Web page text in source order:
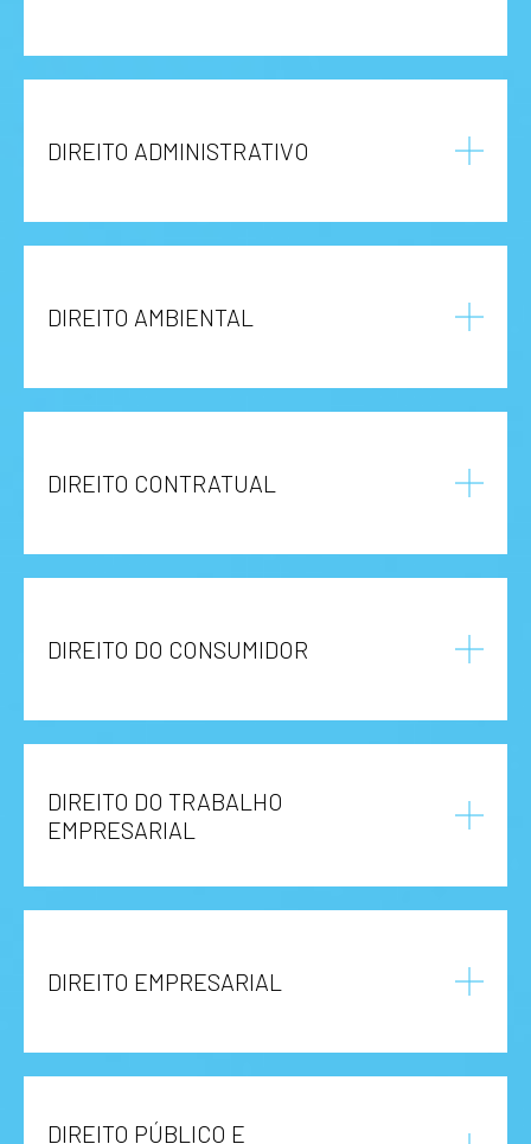
DIREITO ADMINISTRATIVO
DIREITO AMBIENTAL
DIREITO CONTRATUAL
DIREITO DO CONSUMIDOR
DIREITO DO TRABALHO
EMPRESARIAL
DIREITO EMPRESARIAL
DIREITO PÚBLICO E